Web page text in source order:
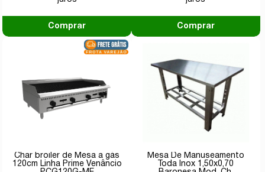
Comprar Comprar
Char broiler de Mesa a gás
120cm Linha Prime Venâncio
Mesa De Manuseamento
Toda Inox 1,50x0,70